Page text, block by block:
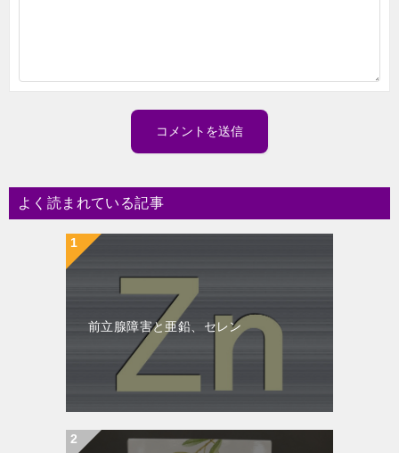
よく読まれている記事
前立腺障害と亜鉛、セレン